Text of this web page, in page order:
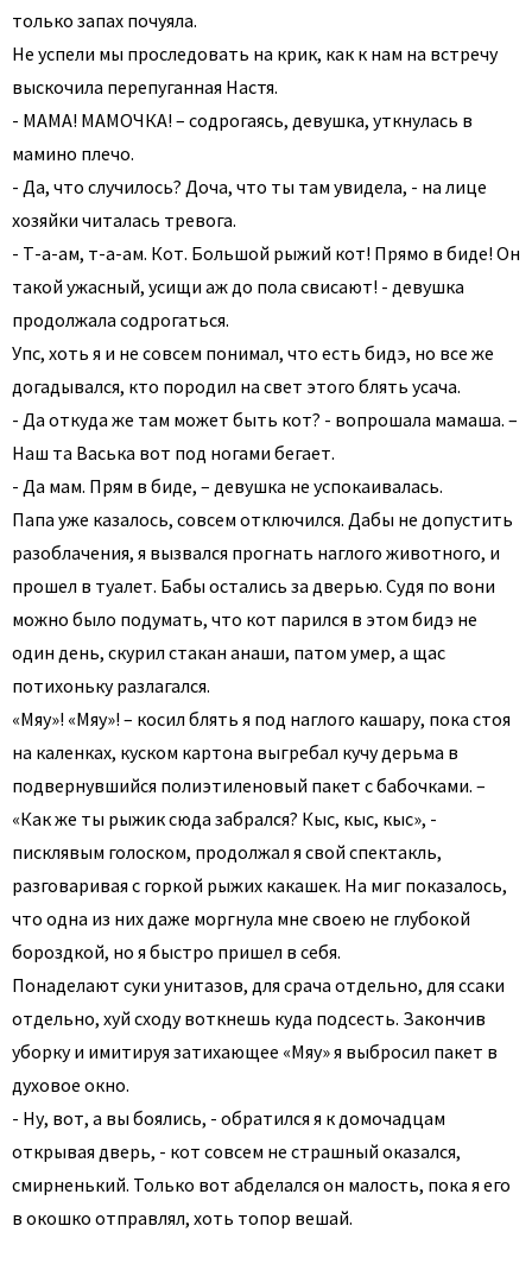
только запах почуяла.
Не успели мы проследовать на крик, как к нам на встречу
выскочила перепуганная Настя.
- МАМА! МАМОЧКА! – содрогаясь, девушка, уткнулась в
мамино плечо.
- Да, что случилось? Доча, что ты там увидела, - на лице
хозяйки читалась тревога.
- Т-а-ам, т-а-ам. Кот. Большой рыжий кот! Прямо в биде! Он
такой ужасный, усищи аж до пола свисают! - девушка
продолжала содрогаться.
Упс, хоть я и не совсем понимал, что есть бидэ, но все же
догадывался, кто породил на свет этого блять усача.
- Да откуда же там может быть кот? - вопрошала мамаша. –
Наш та Васька вот под ногами бегает.
- Да мам. Прям в биде, – девушка не успокаивалась.
Папа уже казалось, совсем отключился. Дабы не допустить
разоблачения, я вызвался прогнать наглого животного, и
прошел в туалет. Бабы остались за дверью. Судя по вони
можно было подумать, что кот парился в этом бидэ не
один день, скурил стакан анаши, патом умер, а щас
потихоньку разлагался.
«Мяу»! «Мяу»! – косил блять я под наглого кашару, пока стоя
на каленках, куском картона выгребал кучу дерьма в
подвернувшийся полиэтиленовый пакет с бабочками. –
«Как же ты рыжик сюда забрался? Кыс, кыс, кыс», -
писклявым голоском, продолжал я свой спектакль,
разговаривая с горкой рыжих какашек. На миг показалось,
что одна из них даже моргнула мне своею не глубокой
бороздкой, но я быстро пришел в себя.
Понаделают суки унитазов, для срача отдельно, для ссаки
отдельно, хуй сходу воткнешь куда подсесть. Закончив
уборку и имитируя затихающее «Мяу» я выбросил пакет в
духовое окно.
- Ну, вот, а вы боялись, - обратился я к домочадцам
открывая дверь, - кот совсем не страшный оказался,
смирненький. Только вот абделался он малость, пока я его
в окошко отправлял, хоть топор вешай.